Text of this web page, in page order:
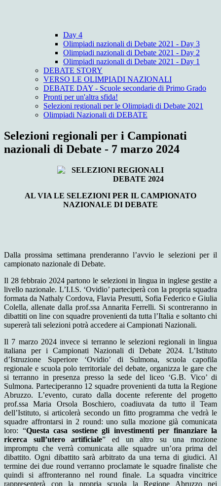
Day 4
Olimpiadi nazionali di Debate 2021 - Day 3
Olimpiadi nazionali di Debate 2021 - Day 2
Olimpiadi nazionali di Debate 2021 - Day 1
DEBATE STORY
VERSO LE OLIMPIADI NAZIONALI
DEBATE DAY - Scuole secondarie di Primo Grado
Pronti per un'altra sfida!
Selezioni regionali per le Olimpiadi di Debate 2021
Olimpiadi Nazionali di DEBATE
Selezioni regionali per i Campionati
nazionali di Debate - 7 marzo 2024
AL VIA LE SELEZIONI PER IL CAMPIONATO
NAZIONALE DI DEBATE
Dalla prossima settimana prenderanno l’avvio le selezioni per il
campionato nazionale di Debate.
Il 28 febbraio 2024 partono le selezioni in lingua in inglese gestite a
livello nazionale. L’I.I.S. ‘Ovidio’ parteciperà con la propria squadra
formata da Nathaly Cordova, Flavia Presutti, Sofia Federico e Giulia
Colella, allenate dalla prof.ssa Annarita Ferrelli. Si scontreranno in
dibattiti on line con squadre provenienti da tutta l’Italia e soltanto chi
supererà tali selezioni potrà accedere ai Campionati Nazionali.
Il 7 marzo 2024 invece si terranno le selezioni regionali in lingua
italiana per i Campionati Nazionali di Debate 2024. L’Istituto
d’Istruzione Superiore ‘Ovidio’ di Sulmona, scuola capofila
regionale e scuola polo territoriale del debate, organizza le gare che
si terranno in presenza presso la sede del liceo ‘G.B. Vico’ di
Sulmona. Parteciperanno 12 squadre provenienti da tutta la Regione
Abruzzo. L’evento, curato dalla docente referente del progetto
prof.ssa Maria Orsola Boschiero, coadiuvata da tutto il Team
dell’Istituto, si articolerà secondo un fitto programma che vedrà le
squadre affrontarsi in 2 round: uno sulla mozione già comunicata
loro: “Questa casa sostiene gli investimenti per finanziare la
ricerca sull’utero artificiale” ed un altro su una mozione
impromptu che verrà comunicata alle squadre un’ora prima del
dibattito. Ogni dibattito sarà arbitrato da una terna di giudici. Al
termine dei due round verranno proclamate le squadre finaliste che
quindi si affronteranno nel round finale. La squadra vincitrice
rappresenterà con la propria scuola la Regione Abruzzo nei